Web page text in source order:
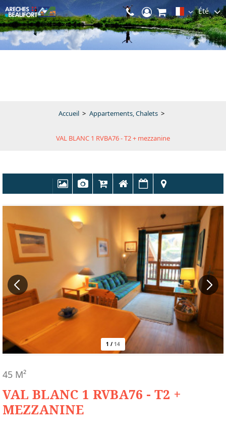
Été
Accueil > Appartements, Chalets >
VAL BLANC 1 RVBA76 - T2 + mezzanine
1 / 14
VAL BLANC 1 RVBA76 - T2 +
MEZZANINE
45 M²